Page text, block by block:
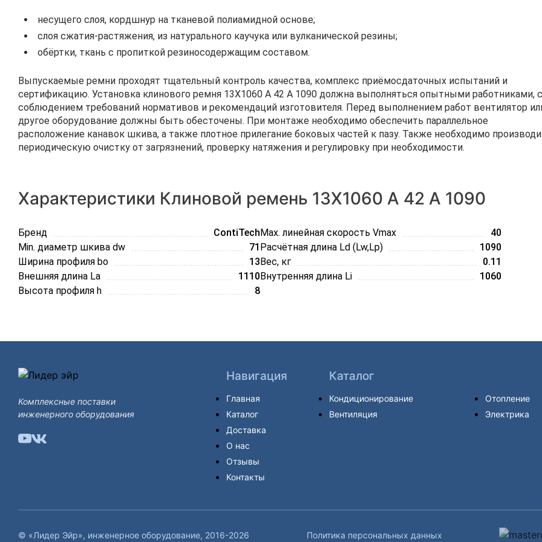
несущего слоя, кордшнур на тканевой полиамидной основе;
слоя сжатия-растяжения, из натурального каучука или вулканической резины;
обёртки, ткань с пропиткой резиносодержащим составом.
Выпускаемые ремни проходят тщательный контроль качества, комплекс приёмосдаточных испытаний и
сертификацию. Установка клинового ремня 13Х1060 A 42 А 1090 должна выполняться опытными работниками, с
соблюдением требований нормативов и рекомендаций изготовителя. Перед выполнением работ вентилятор
другое оборудование должны быть обесточены. При монтаже необходимо обеспечить параллельное
расположение канавок шкива, а также плотное прилегание боковых частей к пазу. Также необходимо
периодическую очистку от загрязнений, проверку натяжения и регулировку при необходимости.
Характеристики Клиновой ремень 13Х1060 A 42 А 1090
Бренд ContiTechMax. линейная скорость Vmax
40
Min. диаметр шкива dw
71 Расчётная длина Ld (Lw,Lp)
1090
Ширина профиля bo
13Вес, кг
0.11
Внешняя длина La
1110Внутренняя длина Li
1060
Высота профиля h
8
Комплексные поставки
инженерного оборудования
Навигация
Главная
Каталог
Доставка
О нас
Отзывы
Контакты
Каталог
Кондиционирование
Вентиляция
Отопление
Электрика
© «Лидер Эйр», инженерное оборудование, 2016-2026 Политика персональных данных